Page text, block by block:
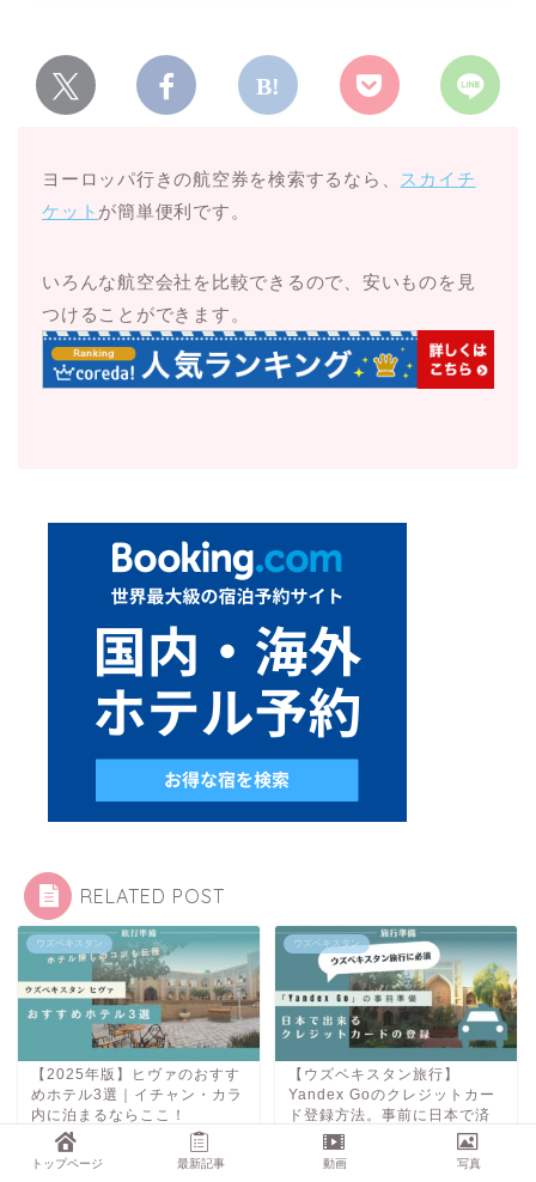
ヨーロッパ行きの航空券を検索するなら、 スカイチ
ケット が簡単便利です。
いろんな航空会社を比較できるので、安いものを見
つけることができます。
RELATED POST
ウズベキスタン
【2025年版】ヒヴァのおすす
めホテル3選｜イチャン・カラ
内に泊まるならここ！
2025年5月25日
ウズベキスタン
【ウズベキスタン旅行】
Yandex Goのクレジットカー
ド登録方法。事前に日本で済
ませておきたいこと2選
2024年11月5日
トップページ 最新記事 動画 写真